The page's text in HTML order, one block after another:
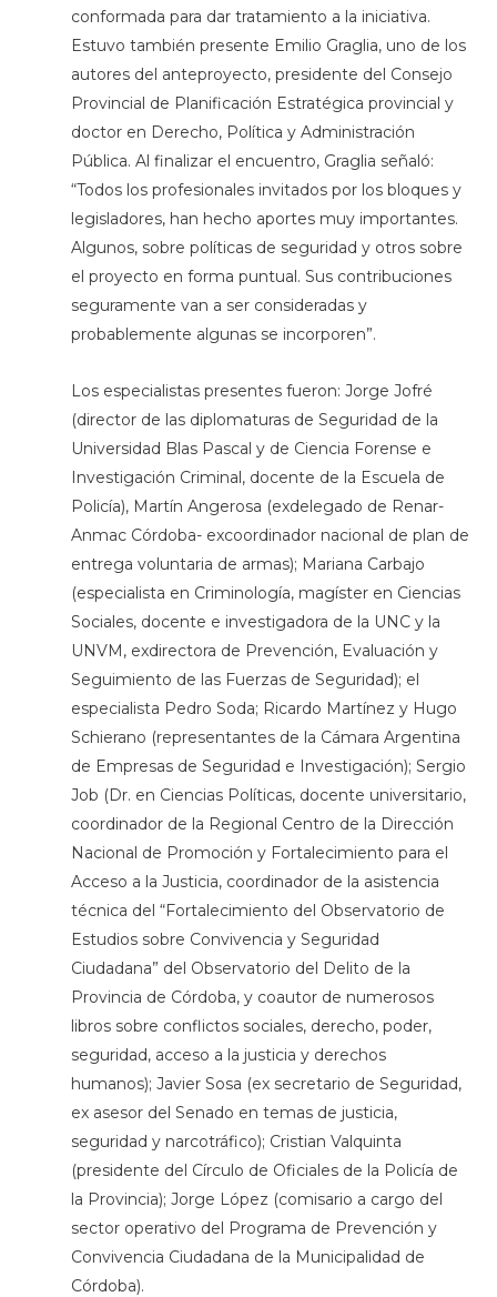
conformada para dar tratamiento a la iniciativa.
Estuvo también presente Emilio Graglia, uno de los
autores del anteproyecto, presidente del Consejo
Provincial de Planificación Estratégica provincial y
doctor en Derecho, Política y Administración
Pública. Al finalizar el encuentro, Graglia señaló:
“Todos los profesionales invitados por los bloques y
legisladores, han hecho aportes muy importantes.
Algunos, sobre políticas de seguridad y otros sobre
el proyecto en forma puntual. Sus contribuciones
seguramente van a ser consideradas y
probablemente algunas se incorporen”.
Los especialistas presentes fueron: Jorge Jofré
(director de las diplomaturas de Seguridad de la
Universidad Blas Pascal y de Ciencia Forense e
Investigación Criminal, docente de la Escuela de
Policía), Martín Angerosa (exdelegado de Renar-
Anmac Córdoba- excoordinador nacional de plan de
entrega voluntaria de armas); Mariana Carbajo
(especialista en Criminología, magíster en Ciencias
Sociales, docente e investigadora de la UNC y la
UNVM, exdirectora de Prevención, Evaluación y
Seguimiento de las Fuerzas de Seguridad); el
especialista Pedro Soda; Ricardo Martínez y Hugo
Schierano (representantes de la Cámara Argentina
de Empresas de Seguridad e Investigación); Sergio
Job (Dr. en Ciencias Políticas, docente universitario,
coordinador de la Regional Centro de la Dirección
Nacional de Promoción y Fortalecimiento para el
Acceso a la Justicia, coordinador de la asistencia
técnica del “Fortalecimiento del Observatorio de
Estudios sobre Convivencia y Seguridad
Ciudadana” del Observatorio del Delito de la
Provincia de Córdoba, y coautor de numerosos
libros sobre conflictos sociales, derecho, poder,
seguridad, acceso a la justicia y derechos
humanos); Javier Sosa (ex secretario de Seguridad,
ex asesor del Senado en temas de justicia,
seguridad y narcotráfico); Cristian Valquinta
(presidente del Círculo de Oficiales de la Policía de
la Provincia); Jorge López (comisario a cargo del
sector operativo del Programa de Prevención y
Convivencia Ciudadana de la Municipalidad de
Córdoba).